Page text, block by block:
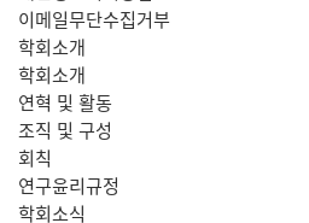
이메일무단수집거부
학회소개
학회소개
연혁 및 활동
조직 및 구성
회칙
연구윤리규정
학회소식